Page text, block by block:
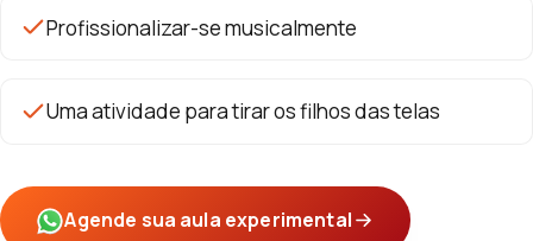
Profissionalizar-se musicalmente
Uma atividade para tirar os filhos das telas
Agende sua aula experimental